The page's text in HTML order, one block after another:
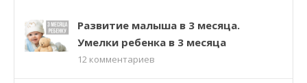
Развитие малыша в 3 месяца.
Умелки ребенка в 3 месяца
12 комментариев